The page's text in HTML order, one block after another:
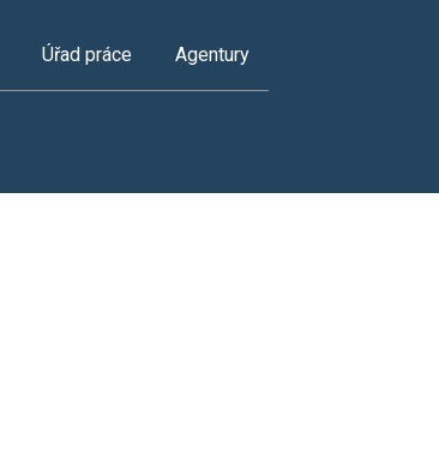
Úřad práce Agentury